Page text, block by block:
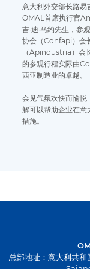
意大利外交部长路易
OMAL首席执行官
吉·迪·马约先生，参
协会（Confapi）会
（Apindustria）会
的参观行程实际由
西亚制造业的卓越。
会见气氛欢快而愉悦
解可以帮助企业在意
措施。
总部地址：意大利共